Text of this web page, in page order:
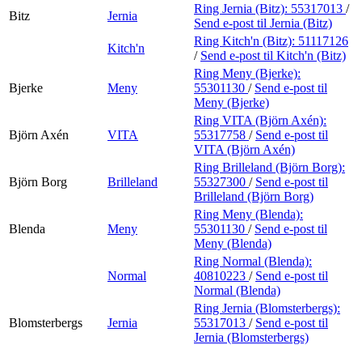
Bitz
Jernia
Ring Jernia (Bitz): 55317013 /
Send e-post til Jernia (Bitz)
Kitch'n
Ring Kitch'n (Bitz): 51117126
/ Send e-post til Kitch'n (Bitz)
Bjerke Meny
Ring Meny (Bjerke):
55301130 / Send e-post til
Meny (Bjerke)
Björn Axén VITA
Ring VITA (Björn Axén):
55317758 / Send e-post til
VITA (Björn Axén)
Björn Borg Brilleland
Ring Brilleland (Björn Borg):
55327300 / Send e-post til
Brilleland (Björn Borg)
Blenda Meny
Ring Meny (Blenda):
55301130 / Send e-post til
Meny (Blenda)
Normal
Ring Normal (Blenda):
40810223 / Send e-post til
Normal (Blenda)
Blomsterbergs Jernia
Ring Jernia (Blomsterbergs):
55317013 / Send e-post til
Jernia (Blomsterbergs)